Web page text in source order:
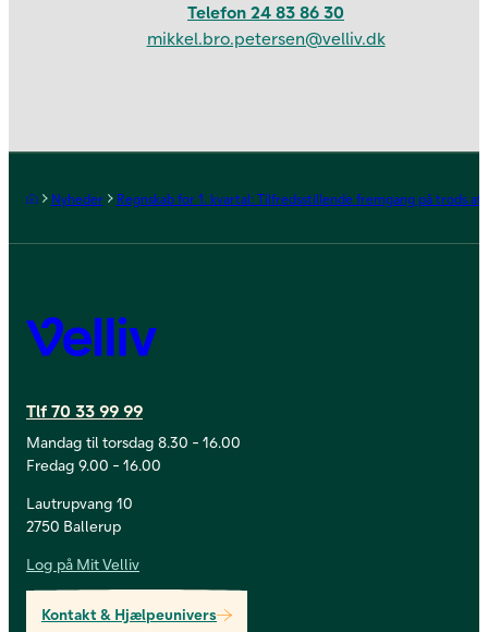
Telefon 24 83 86 30
mikkel.bro.petersen@velliv.dk
Forside
Nyheder Regnskab for 1. kvartal: Tilfredsstillende fremgang på trods af
Velliv
Tlf 70 33 99 99
Mandag til torsdag 8.30 - 16.00
Fredag 9.00 - 16.00
Lautrupvang 10
2750 Ballerup
Log på Mit Velliv
Kontakt & Hjælpeunivers